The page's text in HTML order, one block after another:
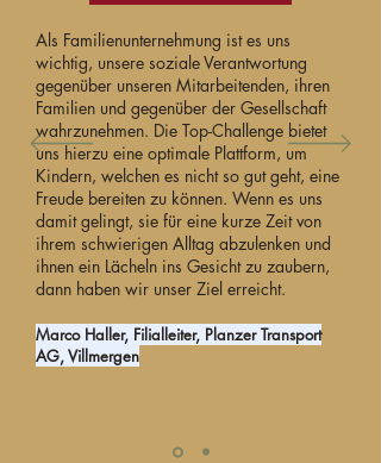
Als Familienunternehmung ist es uns
wichtig, unsere soziale Verantwortung
gegenüber unseren Mitarbeitenden, ihren
Familien und gegenüber der Gesellschaft
wahrzunehmen. Die Top-Challenge bietet
uns hierzu eine optimale Plattform, um
Kindern, welchen es nicht so gut geht, eine
Freude bereiten zu können. Wenn es uns
damit gelingt, sie für eine kurze Zeit von
ihrem schwierigen Alltag abzulenken und
ihnen ein Lächeln ins Gesicht zu zaubern,
dann haben wir unser Ziel erreicht.
Marco Haller, Filialleiter, Planzer Transport
AG, Villmergen